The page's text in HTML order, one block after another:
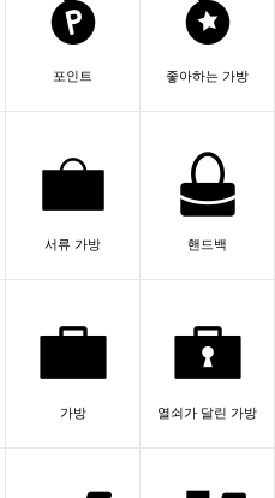
포인트 좋아하는 가방
서류 가방 핸드백
가방 열쇠가 달린 가방